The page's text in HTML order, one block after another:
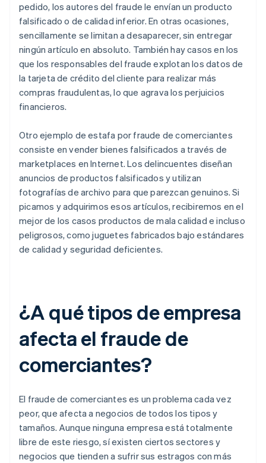
pedido, los autores del fraude le envían un producto
falsificado o de calidad inferior. En otras ocasiones,
sencillamente se limitan a desaparecer, sin entregar
ningún artículo en absoluto. También hay casos en los
que los responsables del fraude explotan los datos de
la tarjeta de crédito del cliente para realizar más
compras fraudulentas, lo que agrava los perjuicios
financieros.
Otro ejemplo de estafa por fraude de comerciantes
consiste en vender bienes falsificados a través de
marketplaces en Internet. Los delincuentes diseñan
anuncios de productos falsificados y utilizan
fotografías de archivo para que parezcan genuinos. Si
picamos y adquirimos esos artículos, recibiremos en el
mejor de los casos productos de mala calidad e incluso
peligrosos, como juguetes fabricados bajo estándares
de calidad y seguridad deficientes.
¿A qué tipos de empresa
afecta el fraude de
comerciantes?
El fraude de comerciantes es un problema cada vez
peor, que afecta a negocios de todos los tipos y
tamaños. Aunque ninguna empresa está totalmente
libre de este riesgo, sí existen ciertos sectores y
negocios que tienden a sufrir sus estragos con más